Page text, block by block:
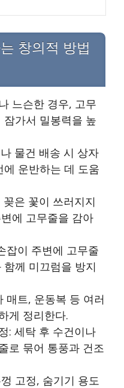
창의적 방법
느슨한 경우, 고무
가서 밀봉력을 높
물건 배송 시 상자
운반하는 데 도움
은 꽃이 쓰러지지
에 고무줄을 감아
잡이 주변에 고무줄
께 미끄럼을 방지
매트, 운동복 등 여러
게 정리한다.
: 세탁 후 수건이나
로 묶어 통풍과 건조
고정, 숨기기 용도